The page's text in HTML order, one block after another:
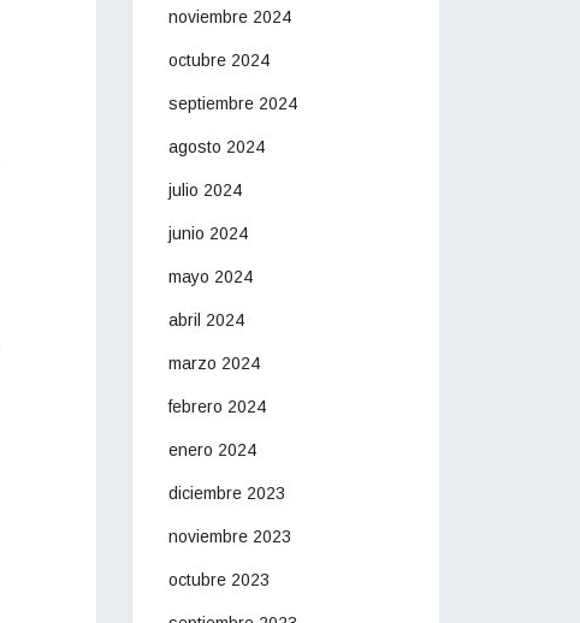
noviembre 2024
octubre 2024
septiembre 2024
agosto 2024
julio 2024
junio 2024
mayo 2024
abril 2024
marzo 2024
febrero 2024
enero 2024
diciembre 2023
noviembre 2023
octubre 2023